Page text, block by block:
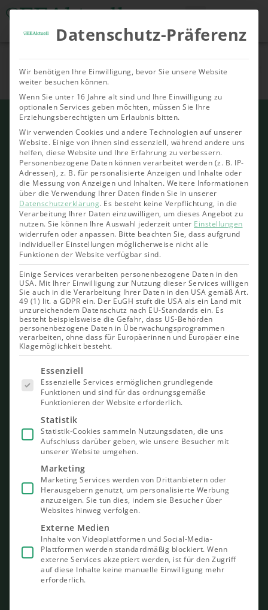
Nachhaltige
Investments
Allgemein Bioenergie
Klimaziele im Portfolio: Wie
realistisch ist die CO₂-
Reduktion mit ETFs?
BNP Paribas Asset Management im
Interview
13. 01. 2026
Datenschutz-Präferenz
Wir benötigen Ihre Einwilligung, bevor Sie unsere Website
weiter besuchen können.
Wenn Sie unter 16 Jahre alt sind und Ihre Einwilligung zu
optionalen Services geben möchten, müssen Sie Ihre
Erziehungsberechtigten um Erlaubnis bitten.
Wir verwenden Cookies und andere Technologien auf unserer
Website. Einige von ihnen sind essenziell, während andere uns
helfen, diese Website und Ihre Erfahrung zu verbessern.
Personenbezogene Daten können verarbeitet werden (z. B. IP-
Adressen), z. B. für personalisierte Anzeigen und Inhalte oder
die Messung von Anzeigen und Inhalten. Weitere Informationen
über die Verwendung Ihrer Daten finden Sie in unserer
Datenschutzerklärung. Es besteht keine Verpflichtung, in die
Verarbeitung Ihrer Daten einzuwilligen, um dieses Angebot zu
nutzen. Sie können Ihre Auswahl jederzeit unter Einstellungen
widerrufen oder anpassen. Bitte beachten Sie, dass aufgrund
individueller Einstellungen möglicherweise nicht alle
Funktionen der Website verfügbar sind.
Einige Services verarbeiten personenbezogene Daten in den
USA. Mit Ihrer Einwilligung zur Nutzung dieser Services willigen
Sie auch in die Verarbeitung Ihrer Daten in den USA gemäß Art.
49 (1) lit. a GDPR ein. Der EuGH stuft die USA als ein Land mit
unzureichendem Datenschutz nach EU-Standards ein. Es
besteht beispielsweise die Gefahr, dass US-Behörden
personenbezogene Daten in Überwachungsprogrammen
verarbeiten, ohne dass für Europäerinnen und Europäer eine
Klagemöglichkeit besteht.
Es folgt
eine Liste
der Service-
Gruppen,
für die eine
Einwilligung
erteilt
werden
kann. Die
erste
Service-
Gruppe ist
essenziell
und kann
nicht
abgewählt
Essenziell
Essenzielle Services ermöglichen grundlegende
Funktionen und sind für das ordnungsgemäße
Funktionieren der Website erforderlich.
Statistik
Statistik-Cookies sammeln Nutzungsdaten, die uns
Aufschluss darüber geben, wie unsere Besucher mit
unserer Website umgehen.
Marketing
Marketing Services werden von Drittanbietern oder
Herausgebern genutzt, um personalisierte Werbung
anzuzeigen. Sie tun dies, indem sie Besucher über
Websites hinweg verfolgen.
Externe Medien
Inhalte von Videoplattformen und Social-Media-
Plattformen werden standardmäßig blockiert. Wenn
externe Services akzeptiert werden, ist für den Zugriff
auf diese Inhalte keine manuelle Einwilligung mehr
erforderlich.